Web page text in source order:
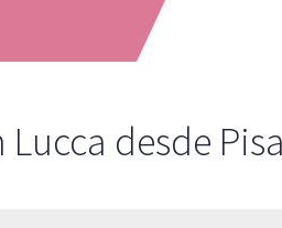
desde Pisa